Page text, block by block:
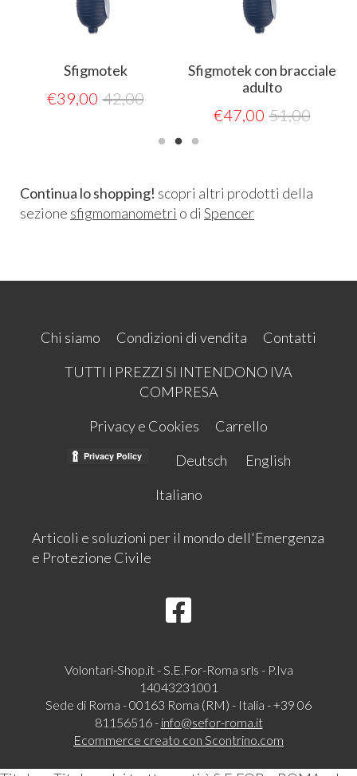
Sfigmotek
€39,00 42,00
Sfigmotek con bracciale
adulto
€47,00 51,00
Continua lo shopping! scopri altri prodotti della
sezione sfigmomanometri o di Spencer
Chi siamo Condizioni di vendita
Contatti
TUTTI I PREZZI SI INTENDONO IVA
COMPRESA
Privacy e Cookies
Carrello
Deutsch
English
Italiano
Articoli e soluzioni per il mondo dell'Emergenza
e Protezione Civile
Volontari-Shop.it - S.E.For-Roma srls - P.Iva
14043231001
Sede di Roma - 00163 Roma (RM) - Italia - +39 06
81156516 - info@sefor-roma.it
Ecommerce creato con Scontrino.com